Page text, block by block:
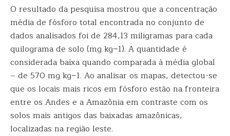
O resultado da pesquisa mostrou que a concentração
média de fósforo total encontrada no conjunto de
dados analisados foi de 284,13 miligramas para cada
quilograma de solo (mg kg−1). A quantidade é
considerada baixa quando comparada à média global
– de 570 mg kg−1. Ao analisar os mapas, detectou-se
que os locais mais ricos em fósforo estão na fronteira
entre os Andes e a Amazônia em contraste com os
solos mais antigos das baixadas amazônicas,
localizadas na região leste.